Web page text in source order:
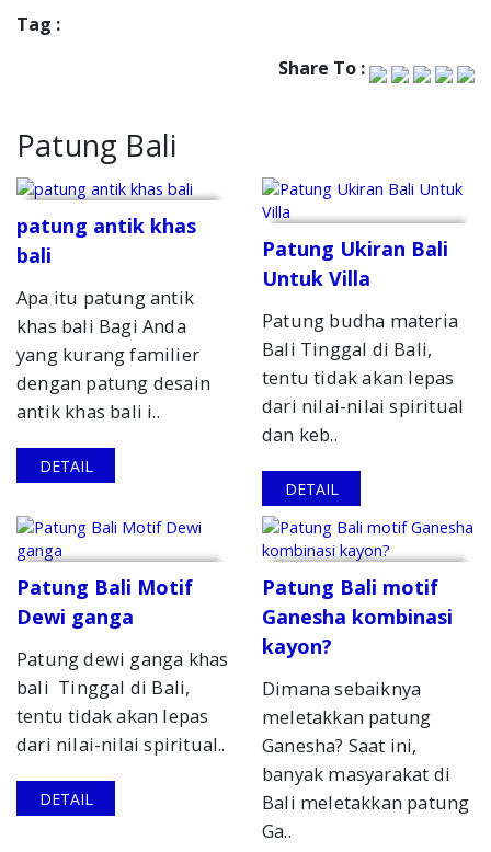
Tag :
Share To :
Patung Bali
patung antik khas
bali
Apa itu patung antik
khas bali Bagi Anda
yang kurang familier
dengan patung desain
antik khas bali i..
DETAIL
Patung Ukiran Bali
Untuk Villa
Patung budha materia
Bali Tinggal di Bali,
tentu tidak akan lepas
dari nilai-nilai spiritual
dan keb..
DETAIL
Patung Bali Motif
Dewi ganga
Patung dewi ganga khas
bali Tinggal di Bali,
tentu tidak akan lepas
dari nilai-nilai spiritual..
DETAIL
Patung Bali motif
Ganesha kombinasi
kayon?
Dimana sebaiknya
meletakkan patung
Ganesha? Saat ini,
banyak masyarakat di
Bali meletakkan patung
Ga..